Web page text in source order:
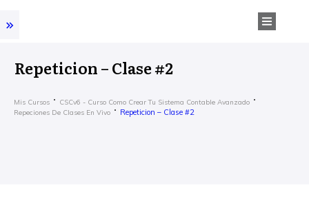
Repeticion – Clase #2
Mis Cursos
CSCv6 - Curso Como Crear Tu Sistema Contable Avanzado
Repeciones De Clases En Vivo
Repeticion – Clase #2